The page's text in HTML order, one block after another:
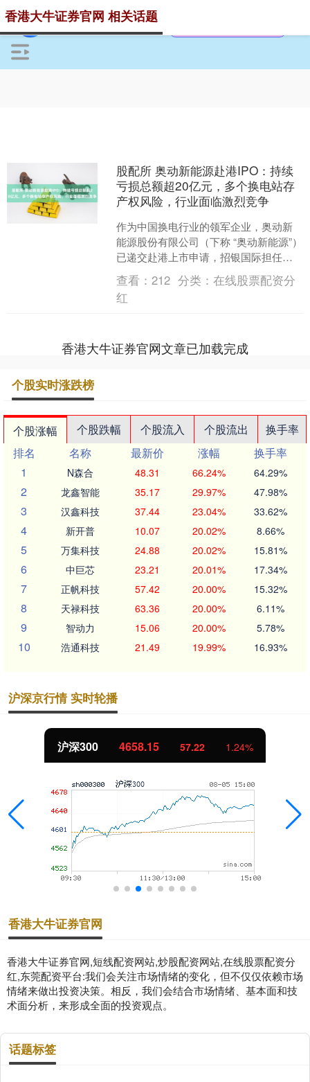
香港大牛证券官网 相关话题
股配所 奥动新能源赴港IPO：持续
亏损总额超20亿元，多个换电站存
产权风险，行业面临激烈竞争
作为中国换电行业的领军企业，奥动新
能源股份有限公司（下称 “奥动新能源”）
已递交赴港上市申请，招银国际担任独
家保荐人。这家以换电解决方案为核心
业务的企业，虽在市....
查看：212 分类：在线股票配资分
红
香港大牛证券官网文章已加载完成
个股实时涨跌榜
个股涨幅 个股跌幅 个股流入 个股流出
换手率
排名
名称 最新价 涨幅
换手率
1
N森合 48.31 66.24% 64.29%
2 龙鑫智能 35.17 29.97% 47.98%
3 汉鑫科技 37.44 23.04% 33.62%
4 新开普 10.07 20.02% 8.66%
5 万集科技 24.88 20.02% 15.81%
6 中巨芯 23.21 20.01% 17.34%
7 正帆科技 57.42 20.00% 15.32%
8 天禄科技 63.36 20.00% 6.11%
9 智动力 15.06 20.00% 5.78%
10 浩通科技 21.49 19.99% 16.93%
沪深京行情 实时轮播
沪深300 4658.15 57.22 1.24%
香港大牛证券官网
香港大牛证券官网,短线配资网站,炒股配资网站,在线股票配资分
红,东莞配资平台:我们会关注市场情绪的变化，但不仅仅依赖市场
情绪来做出投资决策。相反，我们会结合市场情绪、基本面和技
术面分析，来形成全面的投资观点。
话题标签